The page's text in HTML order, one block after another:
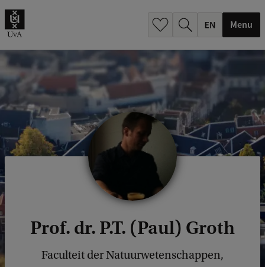
Menu
Prof. dr. P.T. (Paul) Groth
Faculteit der Natuurwetenschappen,